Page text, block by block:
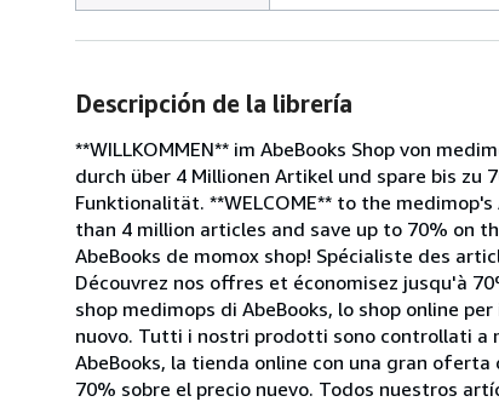
Descripción de la librería
**WILLKOMMEN** im AbeBooks Shop von
durch über 4 Millionen Artikel und spare bis
Funktionalität. **WELCOME** to the
than 4 million articles and save up to 70% on
AbeBooks de momox shop! Spécialiste des
Découvrez nos offres et économisez jusqu'à
shop medimops di AbeBooks, lo shop online
nuovo. Tutti i nostri prodotti sono controllati a
AbeBooks, la tienda online con una gran
70% sobre el precio nuevo. Todos nuestros